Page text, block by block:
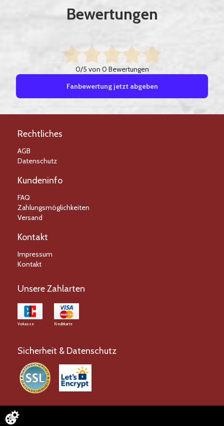
Bewertungen
0/5 von 0 Bewertungen
Fanbewertung jetzt abgeben
Rechtliches
AGB
Datenschutz
Kundeninfo
FAQ
Zahlungsmöglichkeiten
Versand
Kontakt
Impressum
Kontakt
Unsere Zahlarten
Vorkasse Kreditkarte
Sicherheit & Datenschutz